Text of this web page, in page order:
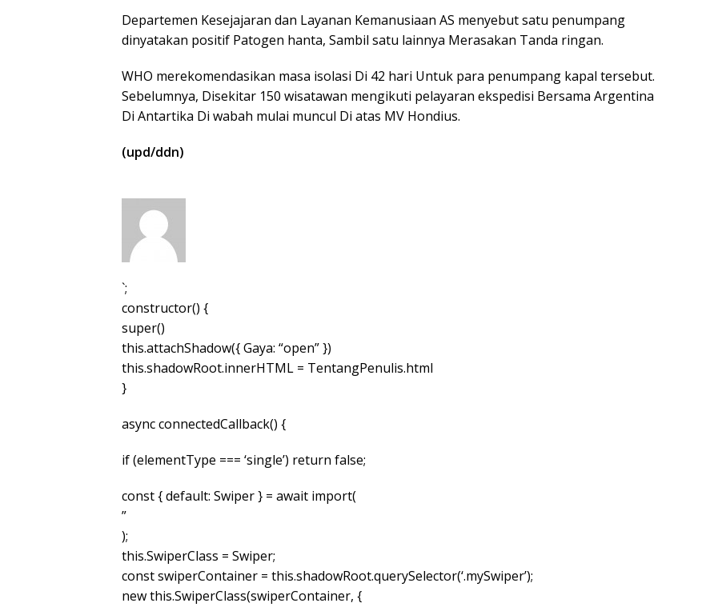
Departemen Kesejajaran dan Layanan Kemanusiaan AS menyebut satu penumpang
dinyatakan positif Patogen hanta, Sambil satu lainnya Merasakan Tanda ringan.
WHO merekomendasikan masa isolasi Di 42 hari Untuk para penumpang kapal tersebut.
Sebelumnya, Disekitar 150 wisatawan mengikuti pelayaran ekspedisi Bersama Argentina
Di Antartika Di wabah mulai muncul Di atas MV Hondius.
(upd/ddn)
`;
constructor() {
super()
this.attachShadow({ Gaya: “open” })
this.shadowRoot.innerHTML = TentangPenulis.html
}
async connectedCallback() {
if (elementType === ‘single’) return false;
const { default: Swiper } = await import(
”
);
this.SwiperClass = Swiper;
const swiperContainer = this.shadowRoot.querySelector(‘.mySwiper’);
new this.SwiperClass(swiperContainer, {